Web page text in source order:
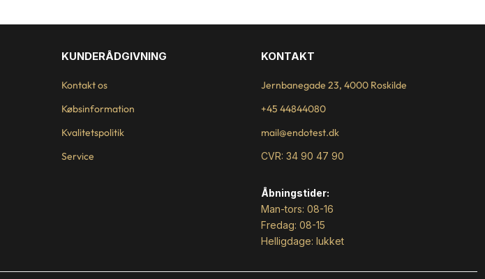
KUNDERÅDGIVNING
Kontakt os
Købsinformation
Kvalitetspolitik
Service
KONTAKT
Jernbanegade 23, 4000 Roskilde
+45 44844080
mail@endotest.dk
CVR: 34 90 47 90
Åbningstider:
Man-tors: 08-16
Fredag: 08-15
Helligdage: lukket